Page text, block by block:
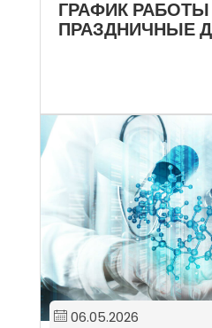
ГРАФИК
ПРАЗДНИЧНЫЕ
06.05.2026